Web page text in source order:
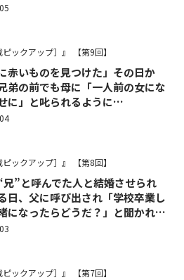
ックアップ］』 【第9回】
赤いものを見つけた」その日か
弟の前でも母に「一人前の女にな
に」と叱られるように…
ックアップ］』 【第8回】
”と呼んでた人と結婚させられ
日、父に呼び出され「学校卒業し
になったらどうだ？」と聞かれ…
ックアップ］』 【第7回】